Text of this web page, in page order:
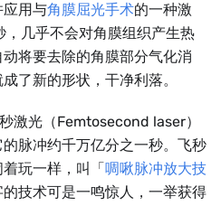
应用与角膜屈光手术的一种激
几乎不会对角膜组织产生热
将要去除的角膜部分气化消
了新的形状，干净利落。
激光（Femtosecond laser）
脉冲约千万亿分之一秒。飞秒
玩一样，叫「啁啾脉冲放大技
技术可是一鸣惊人，一举获得